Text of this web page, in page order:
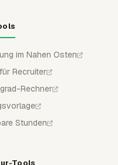
im Nahen Osten
Recruiter
Rechner
Stunden
Tools